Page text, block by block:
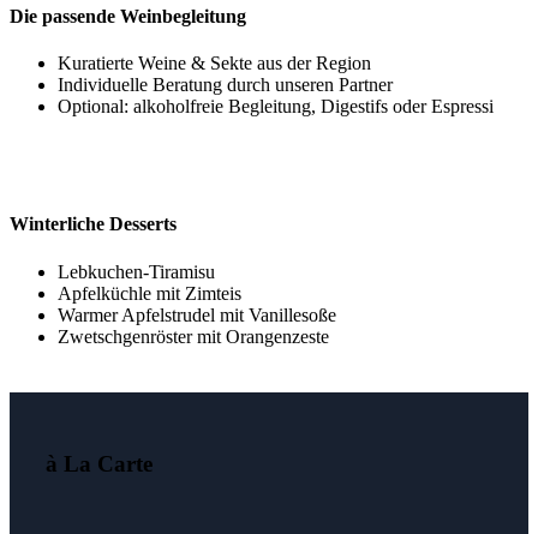
Die passende Weinbegleitung
Kuratierte Weine & Sekte aus der Region
Individuelle Beratung durch unseren Partner
Optional: alkoholfreie Begleitung, Digestifs oder Espressi
Winterliche Desserts
Lebkuchen-Tiramisu
Apfelküchle mit Zimteis
Warmer Apfelstrudel mit Vanillesoße
Zwetschgenröster mit Orangenzeste
à La Carte